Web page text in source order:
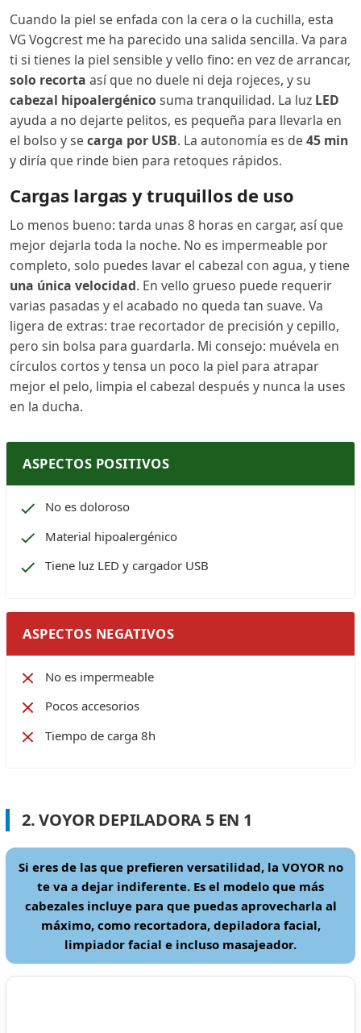
Cuando la piel se enfada con la cera o la cuchilla, esta
VG Vogcrest me ha parecido una salida sencilla. Va para
ti si tienes la piel sensible y vello fino: en vez de arrancar,
solo recorta así que no duele ni deja rojeces, y su
cabezal hipoalergénico suma tranquilidad. La luz LED
ayuda a no dejarte pelitos, es pequeña para llevarla en
el bolso y se carga por USB. La autonomía es de 45 min
y diría que rinde bien para retoques rápidos.
Cargas largas y truquillos de uso
Lo menos bueno: tarda unas 8 horas en cargar, así que
mejor dejarla toda la noche. No es impermeable por
completo, solo puedes lavar el cabezal con agua, y tiene
una única velocidad. En vello grueso puede requerir
varias pasadas y el acabado no queda tan suave. Va
ligera de extras: trae recortador de precisión y cepillo,
pero sin bolsa para guardarla. Mi consejo: muévela en
círculos cortos y tensa un poco la piel para atrapar
mejor el pelo, limpia el cabezal después y nunca la uses
en la ducha.
ASPECTOS POSITIVOS
No es doloroso
Material hipoalergénico
Tiene luz LED y cargador USB
ASPECTOS NEGATIVOS
No es impermeable
Pocos accesorios
Tiempo de carga 8h
2. VOYOR DEPILADORA 5 EN 1
Si eres de las que prefieren versatilidad, la VOYOR no
te va a dejar indiferente. Es el modelo que más
cabezales incluye para que puedas aprovecharla al
máximo, como recortadora, depiladora facial,
limpiador facial e incluso masajeador.